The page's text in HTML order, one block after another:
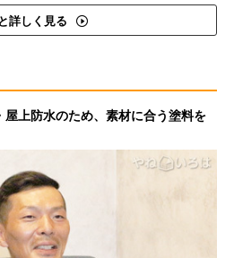
詳しく見る
屋上防水のため、素材に合う塗料を